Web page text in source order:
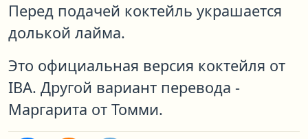
Перед подачей коктейль украшается
долькой лайма.
Это официальная версия коктейля от
IBA. Другой вариант перевода -
Маргарита от Томми.